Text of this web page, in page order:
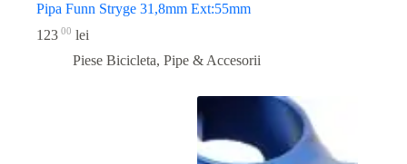
Pipa Funn Stryge 31,8mm Ext:55mm
123 00 lei
Piese Bicicleta, Pipe & Accesorii